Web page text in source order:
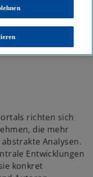
richten sich
die mehr
Analysen.
Entwicklungen
konkret